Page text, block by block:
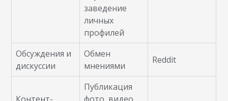
заведение
личных
профилей
Обсуждения и
дискуссии
Обмен
мнениями
Reddit
Контент-
Публикация
фото, видео,